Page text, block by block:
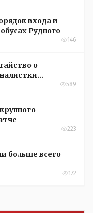
входа и
Рудного
146
о
589
223
больше всего
172